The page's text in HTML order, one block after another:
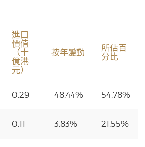
進口
價值
（十
億港
元）
按年變動
所佔百
分比
0.29 -48.44% 54.78%
0.11 -3.83% 21.55%